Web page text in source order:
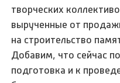
творческих
вырученные от
на строительство
Добавим, что сейчас
подготовка и к